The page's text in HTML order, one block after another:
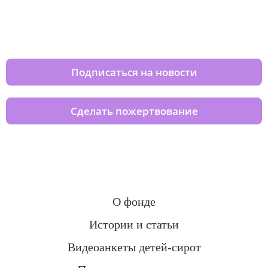
Подписаться на новости
Сделать пожертвование
О фонде
Истории и статьи
Видеоанкеты детей-сирот